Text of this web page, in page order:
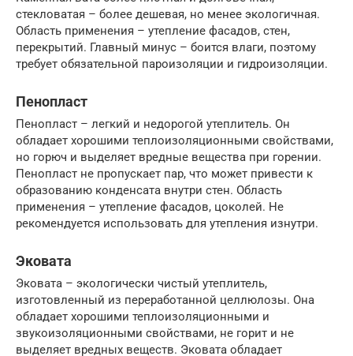
стекловатая – более дешевая, но менее экологичная.
Область применения – утепление фасадов, стен,
перекрытий. Главный минус – боится влаги, поэтому
требует обязательной пароизоляции и гидроизоляции.
Пенопласт
Пенопласт – легкий и недорогой утеплитель. Он
обладает хорошими теплоизоляционными свойствами,
но горюч и выделяет вредные вещества при горении.
Пенопласт не пропускает пар, что может привести к
образованию конденсата внутри стен. Область
применения – утепление фасадов, цоколей. Не
рекомендуется использовать для утепления изнутри.
Эковата
Эковата – экологически чистый утеплитель,
изготовленный из переработанной целлюлозы. Она
обладает хорошими теплоизоляционными и
звукоизоляционными свойствами, не горит и не
выделяет вредных веществ. Эковата обладает